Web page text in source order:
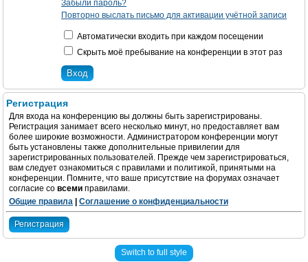
Забыли пароль?
Повторно выслать письмо для активации учётной записи
Автоматически входить при каждом посещении
Скрыть моё пребывание на конференции в этот раз
Регистрация
Для входа на конференцию вы должны быть зарегистрированы.
Регистрация занимает всего несколько минут, но предоставляет вам
более широкие возможности. Администратором конференции могут
быть установлены также дополнительные привилегии для
зарегистрированных пользователей. Прежде чем зарегистрироваться,
вам следует ознакомиться с правилами и политикой, принятыми на
конференции. Помните, что ваше присутствие на форумах означает
согласие со всеми правилами.
Общие правила
Соглашение о конфиденциальности
Регистрация
Switch to full style